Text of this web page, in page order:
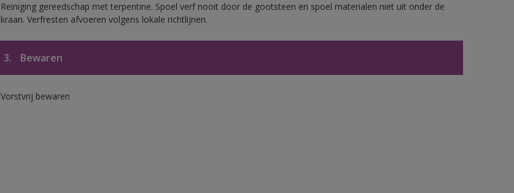
Reiniging gereedschap met terpentine. Spoel verf nooit door de gootsteen en spoel materialen niet uit onder de
kraan. Verfresten afvoeren volgens lokale richtlijnen.
3. Bewaren
Vorstvrij bewaren